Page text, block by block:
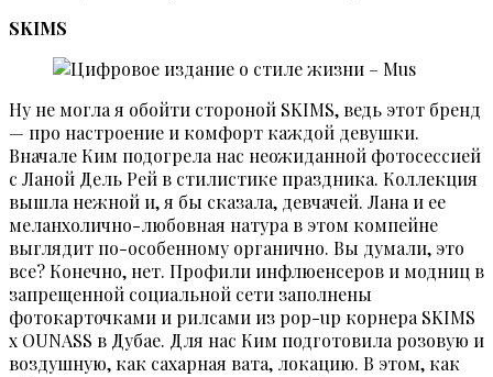
SKIMS
Ну не могла я обойти стороной SKIMS, ведь этот бренд
— про настроение и комфорт каждой девушки.
Вначале Ким подогрела нас неожиданной фотосессией
с Ланой Дель Рей в стилистике праздника. Коллекция
вышла нежной и, я бы сказала, девчачей. Лана и ее
меланхолично-любовная натура в этом компейне
выглядит по-особенному органично. Вы думали, это
все? Конечно, нет. Профили инфлюенсеров и модниц в
запрещенной социальной сети заполнены
фотокарточками и рилсами из pop-up корнера SKIMS
x OUNASS в Дубае. Для нас Ким подготовила розовую и
воздушную, как сахарная вата, локацию. В этом, как